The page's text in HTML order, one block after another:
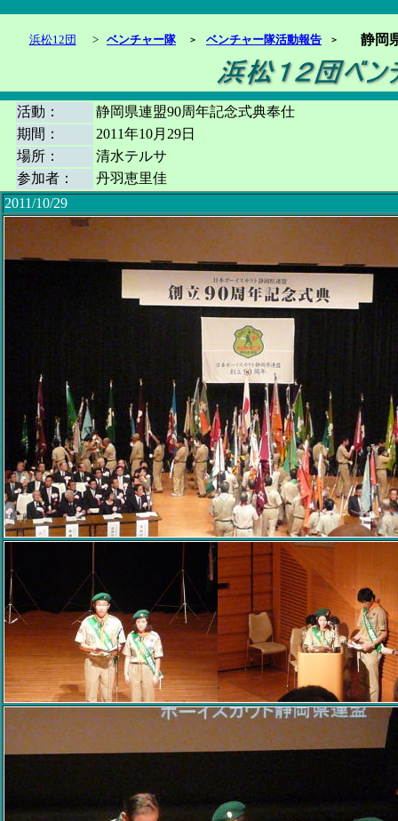
浜松12団 > ベンチャー隊 ＞ ベンチャー隊活動報告 ＞ 静岡
活動：
静岡県連盟90周年記念式典奉仕
期間：
2011年10月29日
場所：
清水テルサ
参加者：
丹羽恵里佳
2011/10/29